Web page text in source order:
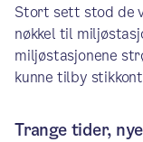
Stort sett stod de
nøkkel til
miljøstasjonene
kunne tilby
Trange tider,